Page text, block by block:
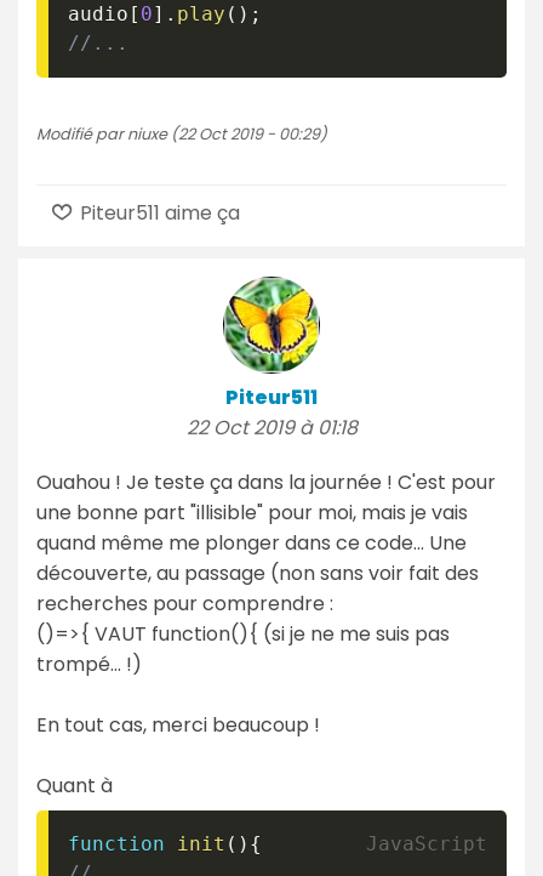
audio [ 0] . play ( ) ;
//...
Modifié par niuxe (22 Oct 2019 - 00:29)
Piteur511 aime ça
Piteur511
22 Oct 2019 à 01:18
Ouahou ! Je teste ça dans la journée ! C'est pour
une bonne part "illisible" pour moi, mais je vais
quand même me plonger dans ce code... Une
découverte, au passage (non sans voir fait des
recherches pour comprendre :
()=>{ VAUT function(){ (si je ne me suis pas
trompé... !)
En tout cas, merci beaucoup !
Quant à
function init ( ) {